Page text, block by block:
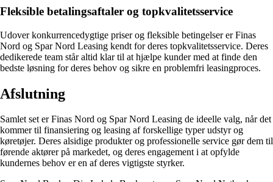
Fleksible betalingsaftaler og topkvalitetsservice
Udover konkurrencedygtige priser og fleksible betingelser er Finas
Nord og Spar Nord Leasing kendt for deres topkvalitetsservice. Deres
dedikerede team står altid klar til at hjælpe kunder med at finde den
bedste løsning for deres behov og sikre en problemfri leasingproces.
Afslutning
Samlet set er Finas Nord og Spar Nord Leasing de ideelle valg, når det
kommer til finansiering og leasing af forskellige typer udstyr og
køretøjer. Deres alsidige produkter og professionelle service gør dem til
førende aktører på markedet, og deres engagement i at opfylde
kundernes behov er en af deres vigtigste styrker.